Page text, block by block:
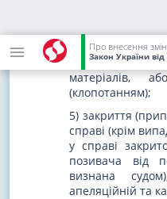
Закон України
неподання
його
позивачем
матеріалів,
(клопотанням);
5) закриття
справі (крім
у справі
позивача від
визнана
апеляційній та